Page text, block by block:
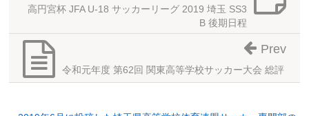
高円宮杯 JFA U-18 サッカーリーグ 2019 埼玉 SS3
B 後期日程
令和元年度 第62回 関東高等学校サッカー大会 総評
Prev